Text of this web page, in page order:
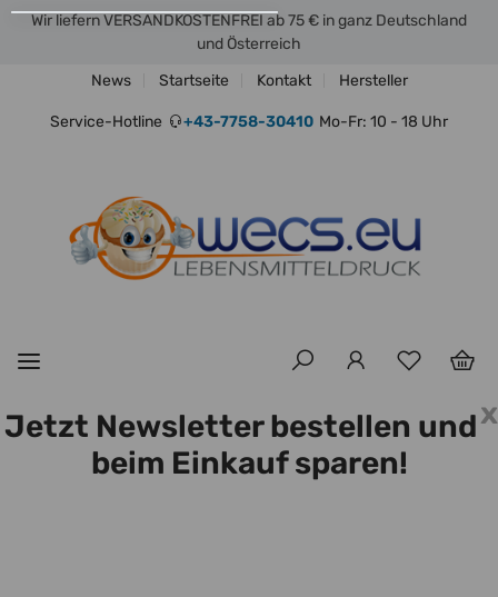
Wir liefern VERSANDKOSTENFREI ab 75 € in ganz Deutschland
und Österreich
News
Startseite Kontakt Hersteller
Service-Hotline +43-7758-30410 Mo-Fr: 10 - 18 Uhr
x
Jetzt Newsletter bestellen und
beim Einkauf sparen!